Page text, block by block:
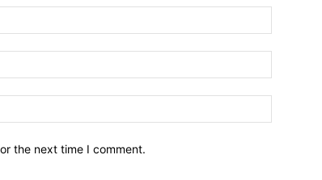
the next time I comment.